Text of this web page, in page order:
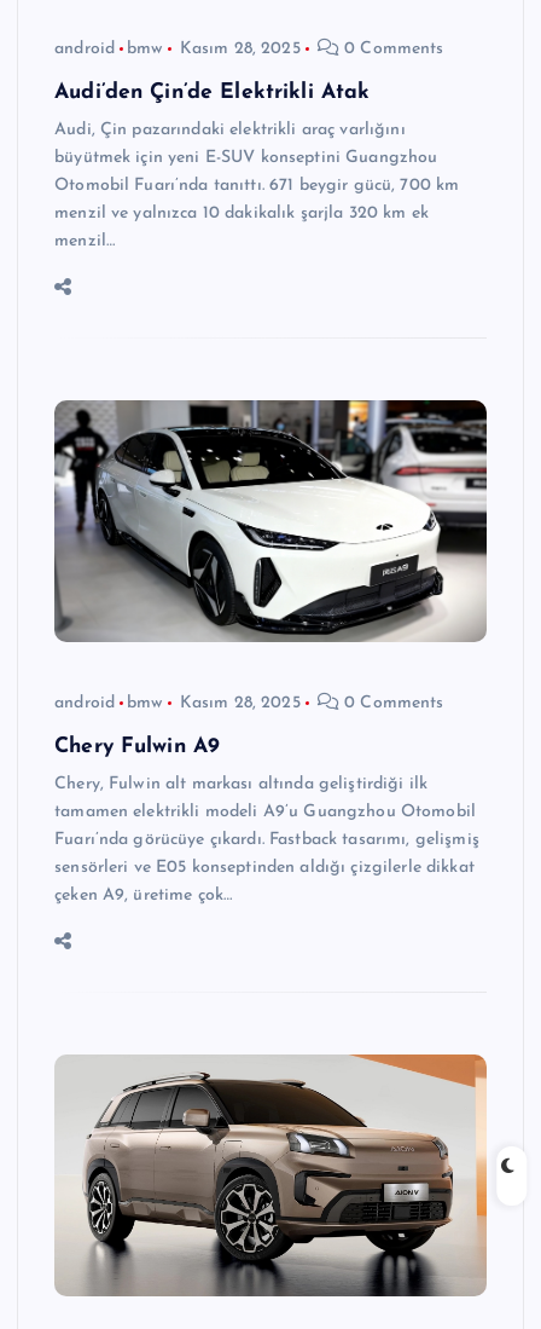
android bmw Kasım 28, 2025 0 Comments
Audi’den Çin’de Elektrikli Atak
Audi, Çin pazarındaki elektrikli araç varlığını
büyütmek için yeni E-SUV konseptini Guangzhou
Otomobil Fuarı’nda tanıttı. 671 beygir gücü, 700 km
menzil ve yalnızca 10 dakikalık şarjla 320 km ek
menzil…
android bmw Kasım 28, 2025 0 Comments
Chery Fulwin A9
Chery, Fulwin alt markası altında geliştirdiği ilk
tamamen elektrikli modeli A9’u Guangzhou Otomobil
Fuarı’nda görücüye çıkardı. Fastback tasarımı, gelişmiş
sensörleri ve E05 konseptinden aldığı çizgilerle dikkat
çeken A9, üretime çok…